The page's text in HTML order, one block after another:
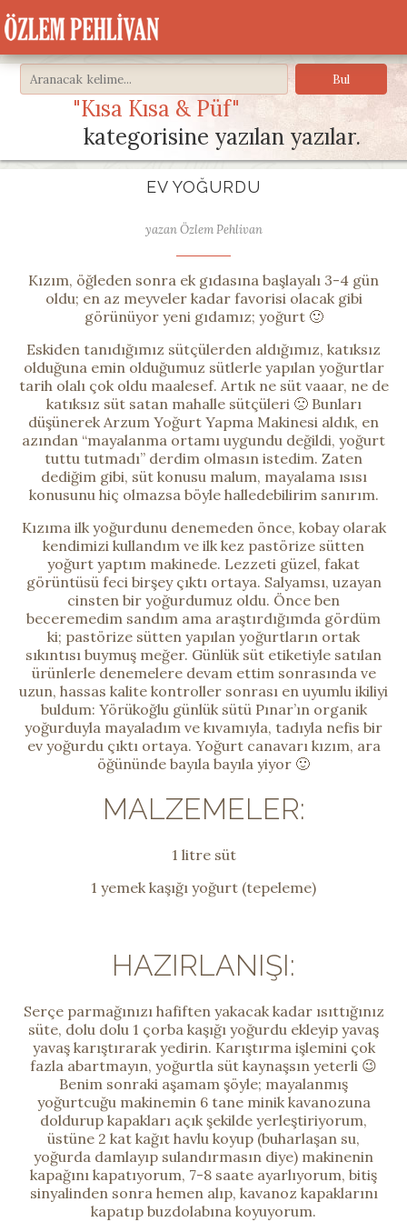
"Kısa Kısa & Püf"
kategorisine yazılan yazılar.
EV YOĞURDU
yazan Özlem Pehlivan
Kızım, öğleden sonra ek gıdasına başlayalı 3-4 gün
oldu; en az meyveler kadar favorisi olacak gibi
görünüyor yeni gıdamız; yoğurt 🙂
Eskiden tanıdığımız sütçülerden aldığımız, katıksız
olduğuna emin olduğumuz sütlerle yapılan yoğurtlar
tarih olalı çok oldu maalesef. Artık ne süt vaaar, ne de
katıksız süt satan mahalle sütçüleri 🙁 Bunları
düşünerek Arzum Yoğurt Yapma Makinesi aldık, en
azından “mayalanma ortamı uygundu değildi, yoğurt
tuttu tutmadı” derdim olmasın istedim. Zaten
dediğim gibi, süt konusu malum, mayalama ısısı
konusunu hiç olmazsa böyle halledebilirim sanırım.
Kızıma ilk yoğurdunu denemeden önce, kobay olarak
kendimizi kullandım ve ilk kez pastörize sütten
yoğurt yaptım makinede. Lezzeti güzel, fakat
görüntüsü feci birşey çıktı ortaya. Salyamsı, uzayan
cinsten bir yoğurdumuz oldu. Önce ben
beceremedim sandım ama araştırdığımda gördüm
ki; pastörize sütten yapılan yoğurtların ortak
sıkıntısı buymuş meğer. Günlük süt etiketiyle satılan
ürünlerle denemelere devam ettim sonrasında ve
uzun, hassas kalite kontroller sonrası en uyumlu ikiliyi
buldum: Yörükoğlu günlük sütü Pınar’ın organik
yoğurduyla mayaladım ve kıvamıyla, tadıyla nefis bir
ev yoğurdu çıktı ortaya. Yoğurt canavarı kızım, ara
öğününde bayıla bayıla yiyor 🙂
MALZEMELER:
1 litre süt
1 yemek kaşığı yoğurt (tepeleme)
HAZIRLANIŞI:
Serçe parmağınızı hafiften yakacak kadar ısıttığınız
süte, dolu dolu 1 çorba kaşığı yoğurdu ekleyip yavaş
yavaş karıştırarak yedirin. Karıştırma işlemini çok
fazla abartmayın, yoğurtla süt kaynaşsın yeterli 😉
Benim sonraki aşamam şöyle; mayalanmış
yoğurtcuğu makinemin 6 tane minik kavanozuna
doldurup kapakları açık şekilde yerleştiriyorum,
üstüne 2 kat kağıt havlu koyup (buharlaşan su,
yoğurda damlayıp sulandırmasın diye) makinenin
kapağını kapatıyorum, 7-8 saate ayarlıyorum, bitiş
sinyalinden sonra hemen alıp, kavanoz kapaklarını
kapatıp buzdolabına koyuyorum.